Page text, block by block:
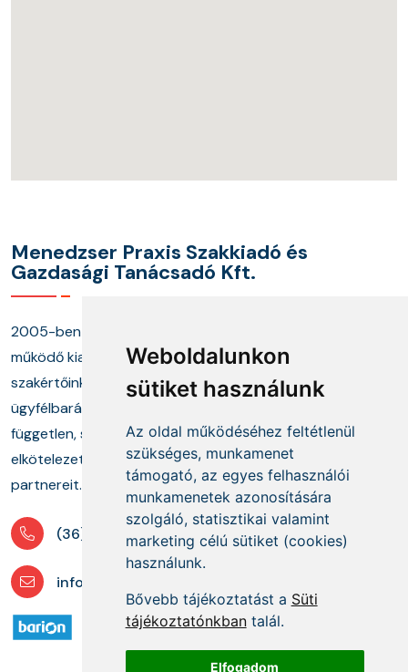
Weboldalunkon
sütiket használunk
Az oldal működéséhez feltétlenül
szükséges, munkamenet
támogató, az egyes felhasználói
munkamenetek azonosítására
szolgáló, statisztikai valamint
marketing célú sütiket (cookies)
használunk.
Bővebb tájékoztatást a Süti
tájékoztatónkbantalál.
Elfogadom
Menedzser Praxis Szakkiadó és
Gazdasági Tanácsadó Kft.
2005-ben alapított cégünk és annak keretei között
működő kiadónk, képzési központunk, valamint
szakértőinkből álló tanácsadó munkacsoportunk
ügyfélbarát termékekkel és megoldásokkal, a
független, szakmai információszolgáltatás mellett
elkötelezetten segíti ügyfeleit és szakmai
partnereit.
(36) 1 880 76 00
info@mprx.hu